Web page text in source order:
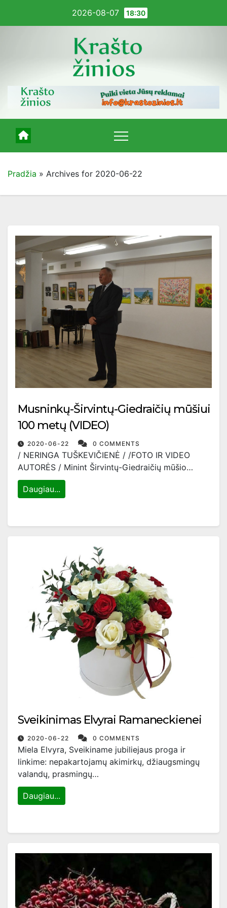
2026-08-07 18:30
Pradžia » Archives for 2020-06-22
Musninkų-Širvintų-Giedraičių mūšiui
100 metų (VIDEO)
2020-06-22 0 COMMENTS
/ NERINGA TUŠKEVIČIENĖ / /FOTO IR VIDEO
AUTORĖS / Minint Širvintų-Giedraičių mūšio…
Daugiau...
Sveikinimas Elvyrai Ramaneckienei
2020-06-22 0 COMMENTS
Miela Elvyra, Sveikiname jubiliejaus proga ir
linkime: nepakartojamų akimirkų, džiaugsmingų
valandų, prasmingų…
Daugiau...